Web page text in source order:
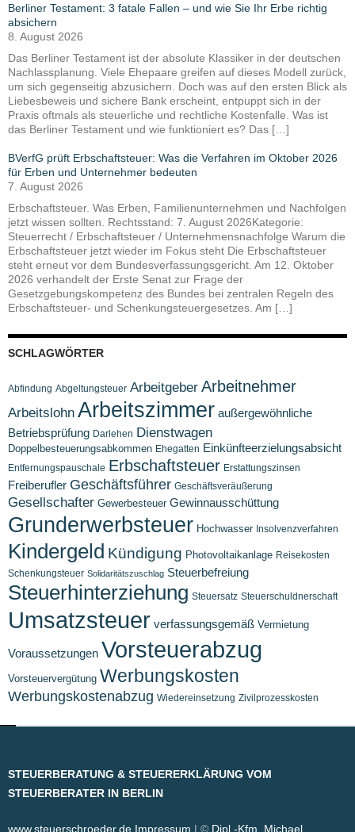
Berliner Testament: 3 fatale Fallen – und wie Sie Ihr Erbe richtig
absichern
8. August 2026
Das Berliner Testament ist der absolute Klassiker in der deutschen
Nachlassplanung. Viele Ehepaare greifen auf dieses Modell zurück,
um sich gegenseitig abzusichern. Doch was auf den ersten Blick als
Liebesbeweis und sichere Bank erscheint, entpuppt sich in der
Praxis oftmals als steuerliche und rechtliche Kostenfalle. Was ist
das Berliner Testament und wie funktioniert es? Das […]
BVerfG prüft Erbschaftsteuer: Was die Verfahren im Oktober 2026
für Erben und Unternehmer bedeuten
7. August 2026
Erbschaftsteuer. Was Erben, Familienunternehmen und Nachfolgen
jetzt wissen sollten. Rechtsstand: 7. August 2026Kategorie:
Steuerrecht / Erbschaftsteuer / Unternehmensnachfolge Warum die
Erbschaftsteuer jetzt wieder im Fokus steht Die Erbschaftsteuer
steht erneut vor dem Bundesverfassungsgericht. Am 12. Oktober
2026 verhandelt der Erste Senat zur Frage der
Gesetzgebungskompetenz des Bundes bei zentralen Regeln des
Erbschaftsteuer- und Schenkungsteuergesetzes. Am […]
SCHLAGWÖRTER
Abfindung Abgeltungsteuer Arbeitgeber Arbeitnehmer
Arbeitslohn Arbeitszimmer außergewöhnliche
Betriebsprüfung Darlehen Dienstwagen
Doppelbesteuerungsabkommen Ehegatten Einkünfteerzielungsabsicht
Entfernungspauschale Erbschaftsteuer Erstattungszinsen
Freiberufler Geschäftsführer Geschäftsveräußerung
Gesellschafter Gewerbesteuer Gewinnausschüttung
Grunderwerbsteuer Hochwasser Insolvenzverfahren
Kindergeld Kündigung Photovoltaikanlage Reisekosten
Schenkungsteuer Solidaritätszuschlag Steuerbefreiung
Steuerhinterziehung Steuersatz Steuerschuldnerschaft
Umsatzsteuer verfassungsgemäß Vermietung
Voraussetzungen Vorsteuerabzug
Vorsteuervergütung Werbungskosten
Werbungskostenabzug Wiedereinsetzung Zivilprozesskosten
STEUERBERATUNG & STEUERERKLÄRUNG VOM
STEUERBERATER IN BERLIN
www.steuerschroeder.de Impressum | © Dipl.-Kfm. Michael